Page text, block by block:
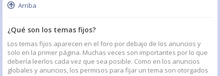
Arriba
¿Qué son los temas fijos?
Los temas fijos aparecen en el foro por debajo de los anuncios y
solo en la primer página. Muchas veces son importantes por lo que
debería leerlos cada vez que sea posible. Como en los anuncios
globales y anuncios, los permisos para fijar un tema son otorgados